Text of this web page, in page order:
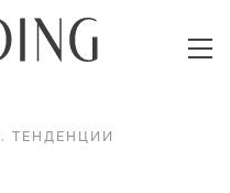
. ТЕНДЕНЦИИ